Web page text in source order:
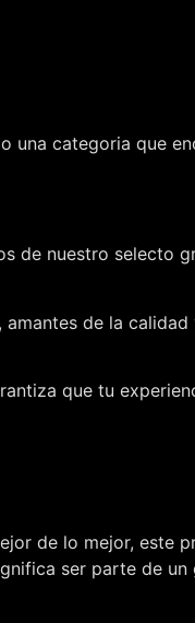
una categoria que
de nuestro selecto
de la calidad
que tu
de lo mejor, este
ser parte de un